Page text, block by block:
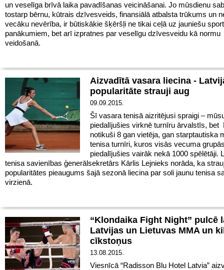
un veselīga brīvā laika pavadīšanas veicināšanai. Jo mūsdienu
tostarp bērnu, kūtrais dzīvesveids, finansiālā atbalsta trūkums un
vecāku nevērība, ir būtiskākie šķēršļi ne tikai ceļā uz jauniešu
panākumiem, bet arī izpratnes par veselīgu dzīvesveidu kā normu
veidošanā.
Aizvadītā vasara liecina -
popularitāte strauji aug
09.09.2015.
Šī vasara tenisā aizritējusi spraigi –
piedalījušies virknē turnīru ārvalstīs, bet
notikuši 8 gan vietēja, gan starptautiska
tenisa turnīri, kuros visās vecuma
piedalījušies vairāk nekā 1000 spēlētāji.
tenisa savienības ģenerālsekretārs Kārlis Lejnieks norāda, ka
popularitātes pieaugums šajā sezonā liecina par soli jaunu tenisa
virzienā.
“Klondaika Fight Night” pulcē
Latvijas un Lietuvas MMA un
cīkstoņus
13.08.2015.
Viesnīcā “Radisson Blu Hotel Latvia”